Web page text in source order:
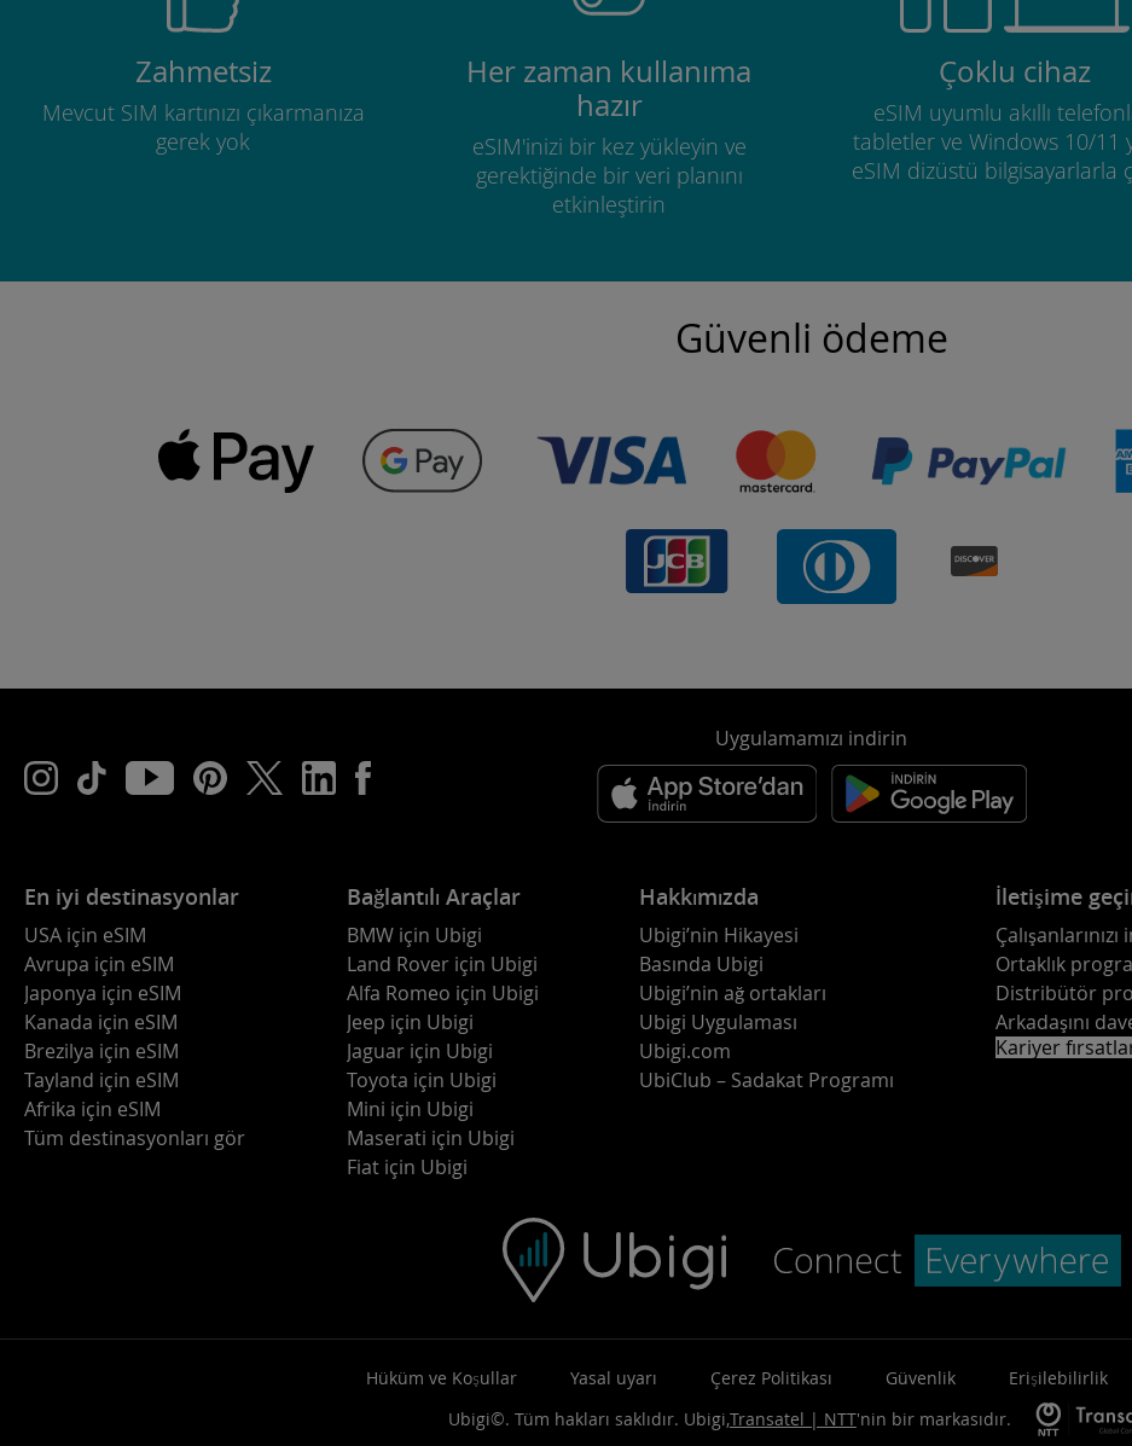
Zahmetsiz
Mevcut SIM kartınızı çıkarmanıza
gerek yok
Her zaman kullanıma
hazır
eSIM'inizi bir kez yükleyin ve
gerektiğinde bir veri planını
etkinleştirin
Çoklu cihaz
eSIM uyumlu akıllı
tabletler ve Windows 10/11
eSIM dizüstü bilgisayarlarla
Güvenli ödeme
Uygulamamızı indirin
En iyi destinasyonlar
USA için eSIM
Avrupa için eSIM
Japonya için eSIM
Kanada için eSIM
Brezilya için eSIM
Tayland için eSIM
Afrika için eSIM
Tüm destinasyonları gör
Bağlantılı Araçlar
BMW için Ubigi
Land Rover için Ubigi
Alfa Romeo için Ubigi
Jeep için Ubigi
Jaguar için Ubigi
Toyota için Ubigi
Mini için Ubigi
Maserati için Ubigi
Fiat için Ubigi
Hakkımızda
Ubigi’nin Hikayesi
Basında Ubigi
Ubigi’nin ağ ortakları
Ubigi Uygulaması
Ubigi.com
UbiClub – Sadakat Programı
İletişime
Ortaklık
Distribütör
Arkadaşını
Kariyer
Hüküm ve Koşullar Yasal uyarı Çerez Politikası Güvenlik Erişilebilirlik
Ubigi©. Tüm hakları saklıdır. Ubigi,Transatel | NTT'nin bir markasıdır.